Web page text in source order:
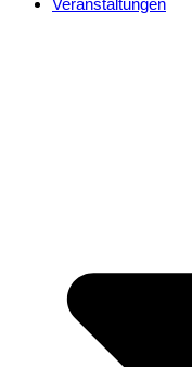
Veranstaltungen